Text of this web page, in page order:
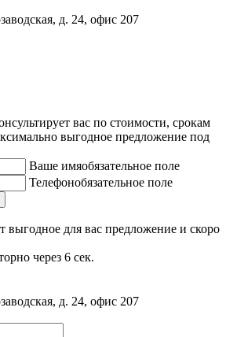
д. 24, офис 207
вас по стоимости, срокам
выгодное предложение под
Ваше имяобязательное поле
Телефонобязательное поле
выгодное для вас предложение и скоро
через 6 сек.
д. 24, офис 207